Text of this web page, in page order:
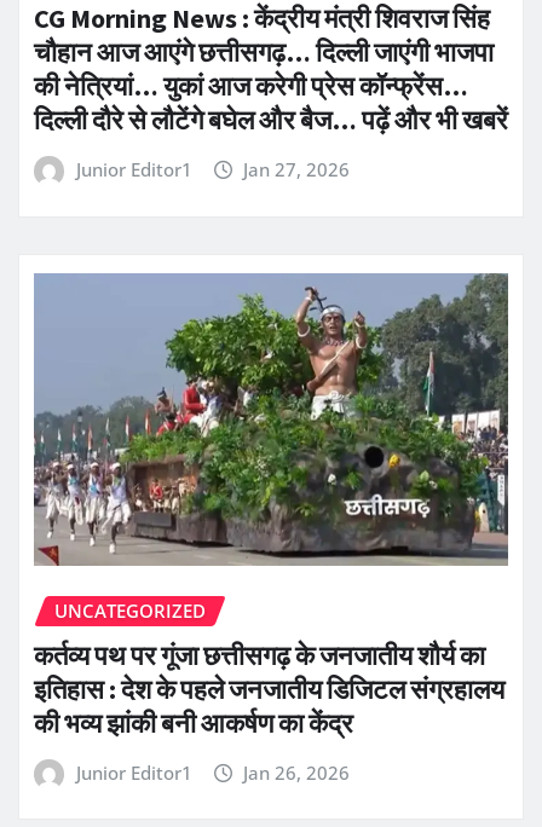
CG Morning News : केंद्रीय मंत्री शिवराज सिंह
चौहान आज आएंगे छत्तीसगढ़… दिल्ली जाएंगी भाजपा
की नेत्रियां… युकां आज करेगी प्रेस कॉन्फ्रेंस…
दिल्ली दौरे से लौटेंगे बघेल और बैज… पढ़ें और भी खबरें
Junior Editor1 Jan 27, 2026
UNCATEGORIZED
कर्तव्य पथ पर गूंजा छत्तीसगढ़ के जनजातीय शौर्य का
इतिहास : देश के पहले जनजातीय डिजिटल संग्रहालय
की भव्य झांकी बनी आकर्षण का केंद्र
Junior Editor1 Jan 26, 2026